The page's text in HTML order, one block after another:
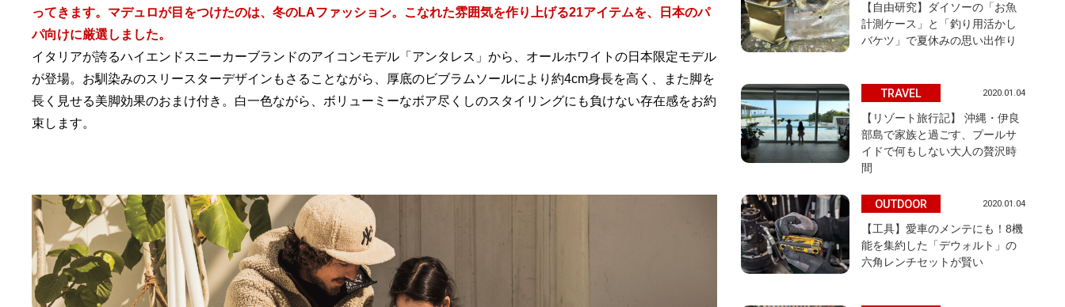
ってきます。マデュロが目をつけたのは、冬のLAファッション。こなれた雰囲気を作り上げる21アイテムを、日本のパ
パ向けに厳選しました。
イタリアが誇るハイエンドスニーカーブランドのアイコンモデル「アンタレス」から、オールホワイトの日本限定モデル
が登場。お馴染みのスリースターデザインもさることながら、厚底のビブラムソールにより約4cm身長を高く、また脚を
長く見せる美脚効果のおまけ付き。白一色ながら、ボリューミーなボア尽くしのスタイリングにも負けない存在感をお約
束します。
【自由研究】ダイソーの「お魚
計測ケース」と「釣り用活かし
バケツ」で夏休みの思い出作り
TRAVEL 2020.01.04
【リゾート旅行記】 沖縄・伊良
部島で家族と過ごす、プールサ
イドで何もしない大人の贅沢時
間
OUTDOOR 2020.01.04
【工具】愛車のメンテにも！8機
能を集約した「デウォルト」の
六角レンチセットが賢い